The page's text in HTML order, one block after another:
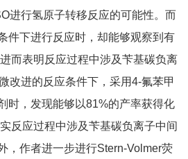
进行氢原子转移反应的可能性。而
件下进行反应时，却能够观察到有
而表明反应过程中涉及苄基碳负离
改进的反应条件下，采用4-氟苯甲
时，发现能够以81%的产率获得化
反应过程中涉及苄基碳负离子中间
，作者进一步进行Stern-Volmer荧